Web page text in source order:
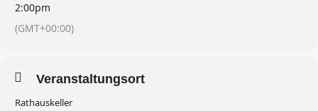
2:00pm
(GMT+00:00)
Veranstaltungsort
Rathauskeller